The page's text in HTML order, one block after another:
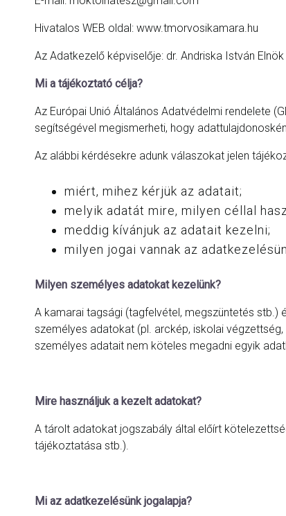
Hivatalos WEB oldal: www.tmorvosikamara.hu
Az Adatkezelő képviselője: dr. Andriska István Elnök
Mi a tájékoztató célja?
Az Európai Unió Általános Adatvédelmi rendelete
segítségével megismerheti, hogy
Az alábbi kérdésekre adunk válaszokat jelen
miért, mihez kérjük az adatait;
melyik adatát mire, milyen céllal
meddig kívánjuk az adatait kezelni;
milyen jogai vannak az
Milyen személyes adatokat kezelünk?
A kamarai tagsági (tagfelvétel, megszüntetés stb.)
személyes adatokat (pl. arckép, iskolai
személyes adatait nem köteles megadni egyik
Mire használjuk a kezelt adatokat?
A tárolt adatokat jogszabály által előírt
tájékoztatása stb.).
Mi az adatkezelésünk jogalapja?